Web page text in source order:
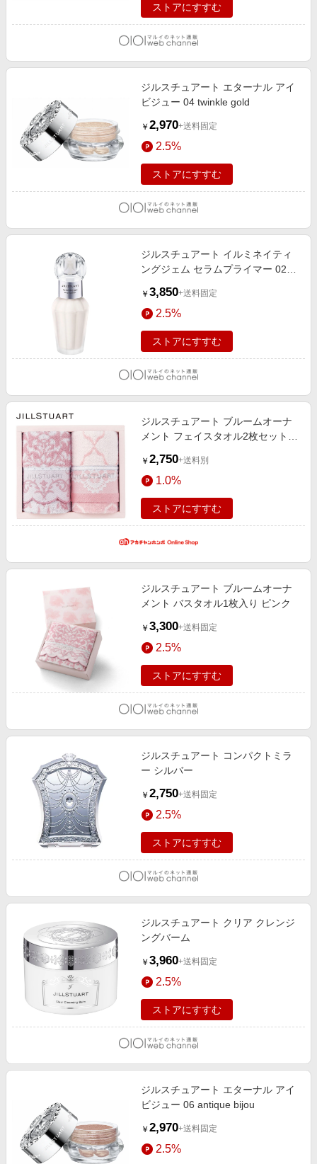
ストアにすすむ
ジルスチュアート エターナル アイ
ビジュー 04 twinkle gold
￥ 2,970+送料固定
2.5%
ストアにすすむ
ジルスチュアート イルミネイティ
ングジェム セラムプライマー 02
￥ 3,850+送料固定
2.5%
ストアにすすむ
ジルスチュアート ブルームオーナ
メント フェイスタオル2枚セット
い・お返しギフト 生活雑貨・タオ
ルギフト ブランドタオル
￥ 2,750+送料別
1.0%
ストアにすすむ
ジルスチュアート ブルームオーナ
メント バスタオル1枚入り ピンク
￥ 3,300+送料固定
2.5%
ストアにすすむ
ジルスチュアート コンパクトミラ
ー シルバー
￥ 2,750+送料固定
2.5%
ストアにすすむ
ジルスチュアート クリア クレンジ
ングバーム
￥ 3,960+送料固定
2.5%
ストアにすすむ
ジルスチュアート エターナル アイ
ビジュー 06 antique bijou
￥ 2,970+送料固定
2.5%